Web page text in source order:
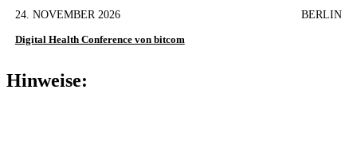
24. NOVEMBER 2026 BERLIN
Digital Health Conference von bitcom
Hinweise: